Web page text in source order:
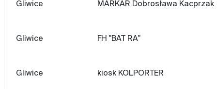
Gliwice MARKAR Dobrosława Kacprzak
Gliwice FH "BAT RA"
Gliwice kiosk KOLPORTER